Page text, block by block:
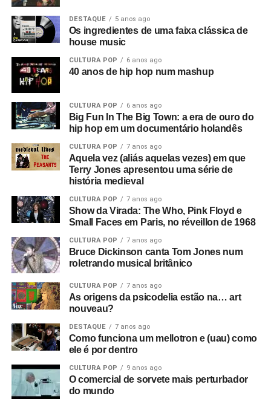
Então o filme passa de “O Desvanecimento de uma Nova
Aurora” para o tema nazista. Mas não era uma nova
Adolf Hitler misturados com Anderton falando sobre
campos de trabalho forçado em uma entrevista que ele
deu a Tony Wilson, curiosamente
era apresentador de talk shows na TV)
como: “Eles serão obrigados a trabalhar como nunca
trabalharam antes”, e isso leva a uma montagem de
anúncios e cenas de ruas do centro de Manchester. Este
é o consumismo – o novo fascismo! Nesse ponto, era
algo local, mas dava a sensação de que algo muito ruim
estava acontecendo e que se tornaria maior.
Então você tem essa coisa de lei e ordem, esse fascismo
corporativo, e aí eu corto para a banda na sala de ensaio.
Parece ótimo, bem underground. Sabe, underground no
sentido político, tipo a resistência francesa. Mas esse era
tudo isso lá fora.
Eles eram simplesmente poderosos demais. Eu sabia
que eles iam bombar. Não havia motivo para pensar isso,
na verdade, só tinha umas dez pessoas no Factory Club.
Eu não conseguia acreditar. Eu simplesmente sabia que
aquilo era a nova onda. Era isso. Eles eram muito mais
DESTAQUE 5 anos ago
Os ingredientes de uma faixa clássica de
house music
CULTURA POP 6 anos ago
40 anos de hip hop num mashup
CULTURA POP 6 anos ago
Big Fun In The Big Town: a era de ouro do
hip hop em um documentário holandês
CULTURA POP 7 anos ago
Aquela vez (aliás aquelas vezes) em que
Terry Jones apresentou uma série de
história medieval
CULTURA POP 7 anos ago
Show da Virada: The Who, Pink Floyd e
Small Faces em Paris, no réveillon de 1968
CULTURA POP 7 anos ago
Bruce Dickinson canta Tom Jones num
roletrando musical britânico
CULTURA POP 7 anos ago
As origens da psicodelia estão na… art
nouveau?
DESTAQUE 7 anos ago
Como funciona um mellotron e (uau) como
ele é por dentro
CULTURA POP 9 anos ago
O comercial de sorvete mais perturbador
do mundo